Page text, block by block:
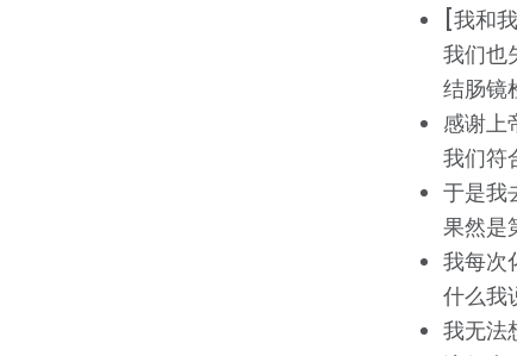
[我和
我们也
结肠镜
感谢上
我们符
于是我
果然是
我每次
什么我
我无法